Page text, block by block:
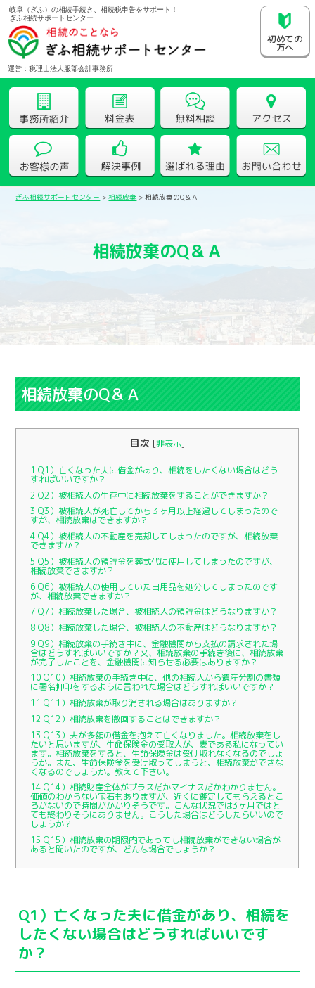
岐阜（ぎふ）の相続手続き、相続税申告をサポート！
ぎふ相続サポートセンター
運営：税理士法人服部会計事務所
初めての
方へ
ぎふ相続サポートセンター >相続放棄 >相続放棄のQ＆Ａ
相続放棄のQ＆Ａ
相続放棄のQ＆Ａ
目次 [非表示]
1 Q1）亡くなった夫に借金があり、相続をしたくない場合はどう
すればいいですか？
2 Q2）被相続人の生存中に相続放棄をすることができますか？
3 Q3）被相続人が死亡してから３ヶ月以上経過してしまったので
すが、相続放棄はできますか？
4 Q4）被相続人の不動産を売却してしまったのですが、相続放棄
できますか？
5 Q5）被相続人の預貯金を葬式代に使用してしまったのですが、
相続放棄できますか？
6 Q6）被相続人の使用していた日用品を処分してしまったのです
が、相続放棄できますか？
7 Q7）相続放棄した場合、被相続人の預貯金はどうなりますか？
8 Q8）相続放棄した場合、被相続人の不動産はどうなりますか？
9 Q9）相続放棄の手続き中に、金融機関から支払の請求された場
合はどうすればいいですか？又、相続放棄の手続き後に、相続放棄
が完了したことを、金融機関に知らせる必要はありますか？
10 Q10）相続放棄の手続き中に、他の相続人から遺産分割の書類
に署名押印をするように言われた場合はどうすればいいですか？
11 Q11）相続放棄が取り消される場合はありますか？
12 Q12）相続放棄を撤回することはできますか？
13 Q13）夫が多額の借金を抱えて亡くなりました。相続放棄をし
たいと思いますが、生命保険金の受取人が、妻である私になってい
ます。相続放棄をすると、生命保険金は受け取れなくなるのでしょ
うか。また、生命保険金を受け取ってしまうと、相続放棄ができな
くなるのでしょうか。教えて下さい。
14 Q14）相続財産全体がプラスだかマイナスだかわかりません。
価値のわからない宝石もありますが、近くに鑑定してもらえるとこ
ろがないので時間がかかりそうです。こんな状況では3ヶ月ではと
ても終わりそうにありません。こうした場合はどうしたらいいので
しょうか？
15 Q15）相続放棄の期限内であっても相続放棄ができない場合が
あると聞いたのですが、どんな場合でしょうか？
Q1）亡くなった夫に借金があり、相続を
したくない場合はどうすればいいです
か？